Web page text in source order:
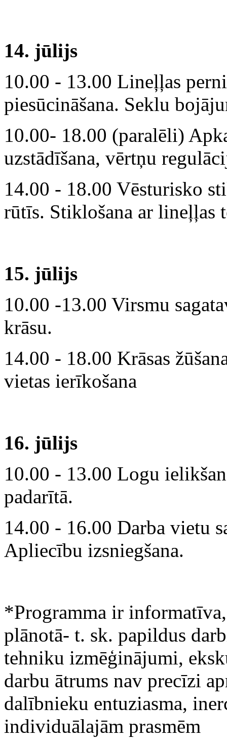
14. jūlijs
10.00 - 13.00 Lineļļas
piesūcināšana. Seklu
10.00- 18.00 (paralēli)
uzstādīšana, vērtņu
14.00 - 18.00 Vēsturisko
rūtīs. Stiklošana ar lineļļas
15. jūlijs
10.00 -13.00 Virsmu
krāsu.
14.00 - 18.00 Krāsas
vietas ierīkošana
16. jūlijs
10.00 - 13.00 Logu
padarītā.
14.00 - 16.00 Darba vietu
Apliecību izsniegšana.
*Programma ir
plānotā- t. sk. papildus
tehniku izmēģinājumi,
darbu ātrums nav precīzi
dalībnieku entuziasma,
individuālajām prasmēm